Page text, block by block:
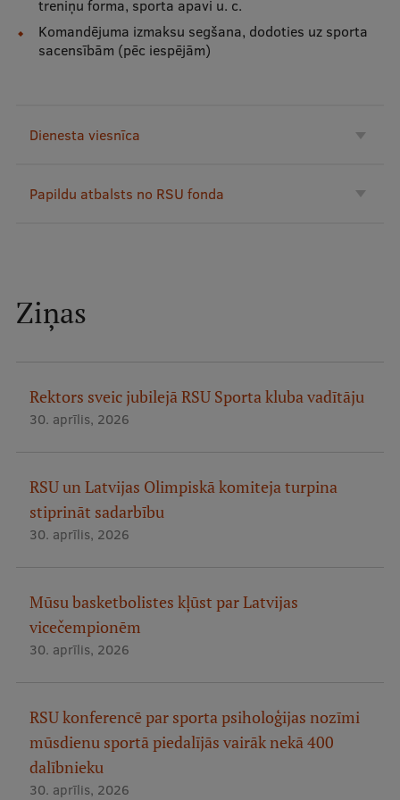
treniņu forma, sporta apavi u. c.
Komandējuma izmaksu segšana, dodoties uz sporta
sacensībām (pēc iespējām)
Dienesta viesnīca
Papildu atbalsts no RSU fonda
Ziņas
Rektors sveic jubilejā RSU Sporta kluba vadītāju
30. aprīlis, 2026
RSU un Latvijas Olimpiskā komiteja turpina
stiprināt sadarbību
30. aprīlis, 2026
Mūsu basketbolistes kļūst par Latvijas
vicečempionēm
30. aprīlis, 2026
RSU konferencē par sporta psiholoģijas nozīmi
mūsdienu sportā piedalījās vairāk nekā 400
dalībnieku
30. aprīlis, 2026